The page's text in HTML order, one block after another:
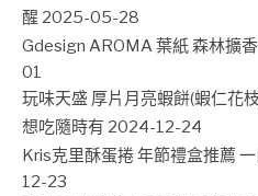
醒 2025-05-28
Gdesign AROMA 葉紙 森林擴
01
玩味天盛 厚片月亮蝦餅(蝦仁花
想吃隨時有 2024-12-24
Kris克里酥蛋捲 年節禮盒推薦
12-23